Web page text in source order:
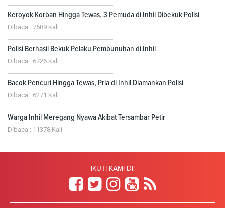
Keroyok Korban Hingga Tewas, 3 Pemuda di Inhil Dibekuk Polisi
Dibaca : 7589 Kali
Polisi Berhasil Bekuk Pelaku Pembunuhan di Inhil
Dibaca : 6726 Kali
Bacok Pencuri Hingga Tewas, Pria di Inhil Diamankan Polisi
Dibaca : 6271 Kali
Warga Inhil Meregang Nyawa Akibat Tersambar Petir
Dibaca : 11378 Kali
IKUTI KAMI DI: